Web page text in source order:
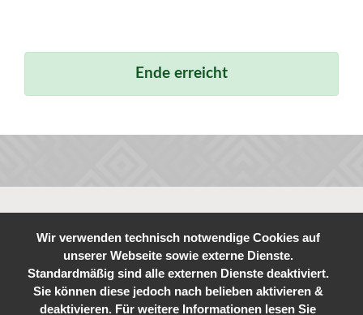
Ende erreicht
Wir verwenden technisch notwendige Cookies auf
unserer Webseite sowie externe Dienste.
Standardmäßig sind alle externen Dienste deaktiviert.
Sie können diese jedoch nach belieben aktivieren &
deaktivieren. Für weitere Informationen lesen Sie